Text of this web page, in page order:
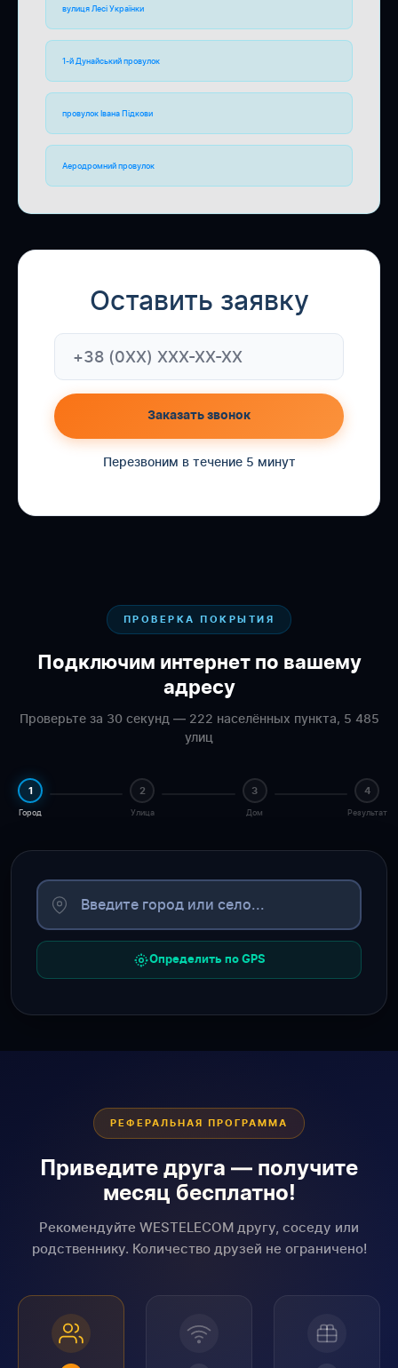
вулиця Лесі Українки
1-й Дунайський провулок
провулок Івана Підкови
Аеродромний провулок
Оставить заявку
Заказать звонок
Перезвоним в течение 5 минут
ПРОВЕРКА ПОКРЫТИЯ
Подключим интернет по вашему
адресу
Проверьте за 30 секунд — 222 населённых пункта, 5 485
улиц
1
Город
2
Улица
3
Дом
4
Результат
Определить по GPS
РЕФЕРАЛЬНАЯ ПРОГРАММА
Приведите друга — получите
месяц бесплатно!
Рекомендуйте WESTELECOM другу, соседу или
родственнику. Количество друзей не ограничено!